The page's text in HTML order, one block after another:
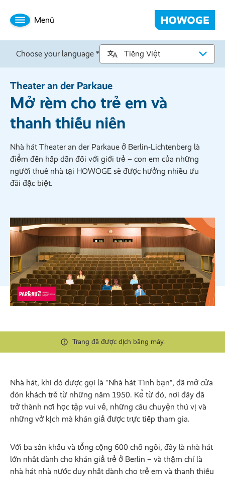
Menü
Choose your language *
Theater an der Parkaue
Mở rèm cho trẻ em và
thanh thiếu niên
Nhà hát Theater an der Parkaue ở Berlin-Lichtenberg là
điểm đến hấp dẫn đối với giới trẻ – con em của những
người thuê nhà tại HOWOGE sẽ được hưởng nhiều ưu
đãi đặc biệt.
Trang đã được dịch bằng máy.
Nhà hát, khi đó được gọi là "Nhà hát Tình bạn", đã mở cửa
đón khách trẻ từ những năm 1950. Kể từ đó, nơi đây đã
trở thành nơi học tập vui vẻ, những câu chuyện thú vị và
những vở kịch mà khán giả được trực tiếp tham gia.
Với ba sân khấu và tổng cộng 600 chỗ ngồi, đây là nhà hát
lớn nhất dành cho khán giả trẻ ở Berlin – và thậm chí là
nhà hát nhà nước duy nhất dành cho trẻ em và thanh thiếu